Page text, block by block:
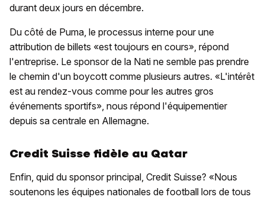
durant deux jours en décembre.
Du côté de Puma, le processus interne pour une
attribution de billets «est toujours en cours», répond
l'entreprise. Le sponsor de la Nati ne semble pas prendre
le chemin d'un boycott comme plusieurs autres. «L'intérêt
est au rendez-vous comme pour les autres gros
événements sportifs», nous répond l'équipementier
depuis sa centrale en Allemagne.
Credit Suisse fidèle au Qatar
Enfin, quid du sponsor principal, Credit Suisse? «Nous
soutenons les équipes nationales de football lors de tous